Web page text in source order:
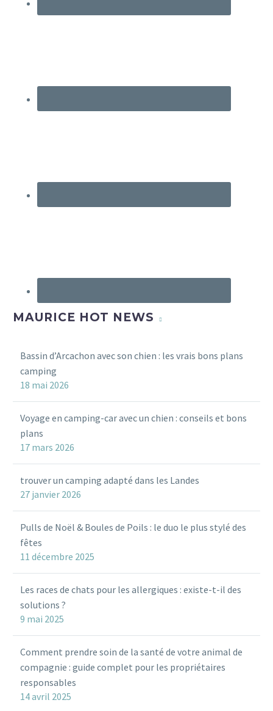
MAURICE HOT NEWS
Bassin d’Arcachon avec son chien : les vrais bons plans
camping
18 mai 2026
Voyage en camping-car avec un chien : conseils et bons
plans
17 mars 2026
trouver un camping adapté dans les Landes
27 janvier 2026
Pulls de Noël & Boules de Poils : le duo le plus stylé des
fêtes
11 décembre 2025
Les races de chats pour les allergiques : existe-t-il des
solutions ?
9 mai 2025
Comment prendre soin de la santé de votre animal de
compagnie : guide complet pour les propriétaires
responsables
14 avril 2025